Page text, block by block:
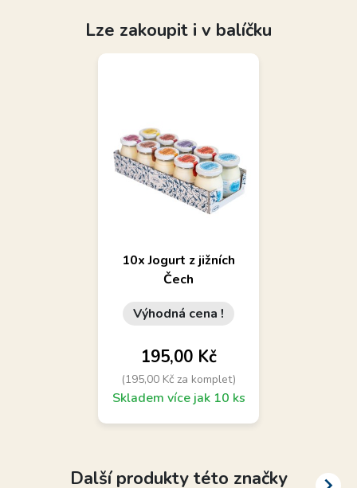
Lze zakoupit i v balíčku
10x Jogurt z jižních
Čech
Výhodná cena !
Cena
195,00 Kč
(195,00 Kč za komplet)
Skladem více jak 10 ks
Další produkty této značky